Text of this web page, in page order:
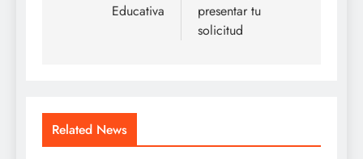
Educativa
presentar tu
solicitud
Related News